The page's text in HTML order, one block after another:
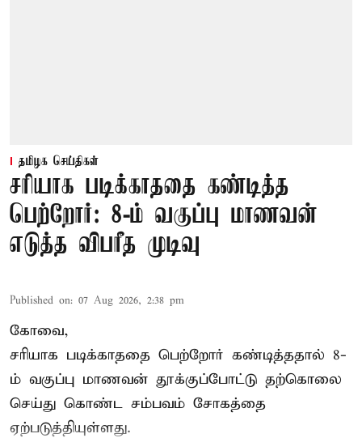
தமிழக செய்திகள்
சரியாக படிக்காததை கண்டித்த
பெற்றோர்: 8-ம் வகுப்பு மாணவன்
எடுத்த விபரீத முடிவு
Published on: 07 Aug 2026, 2:38 pm
கோவை,
சரியாக படிக்காததை பெற்றோர் கண்டித்ததால் 8-
ம் வகுப்பு மாணவன் தூக்குப்போட்டு தற்கொலை
செய்து கொண்ட சம்பவம் சோகத்தை
ஏற்படுத்தியுள்ளது.